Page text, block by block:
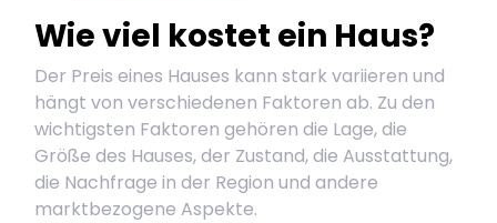
Wie viel kostet ein Haus?
Der Preis eines Hauses kann stark variieren und
hängt von verschiedenen Faktoren ab. Zu den
wichtigsten Faktoren gehören die Lage, die
Größe des Hauses, der Zustand, die Ausstattung,
die Nachfrage in der Region und andere
marktbezogene Aspekte.